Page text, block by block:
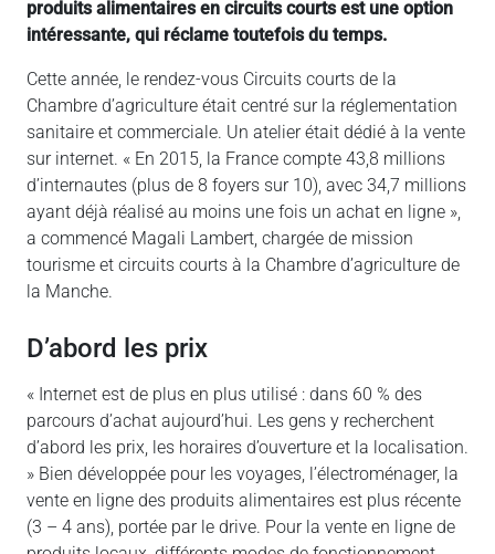
produits alimentaires en circuits courts est une option
intéressante, qui réclame toutefois du temps.
Cette année, le rendez-vous Circuits courts de la
Chambre d’agriculture était centré sur la réglementation
sanitaire et commerciale. Un atelier était dédié à la vente
sur internet. « En 2015, la France compte 43,8 millions
d’internautes (plus de 8 foyers sur 10), avec 34,7 millions
ayant déjà réalisé au moins une fois un achat en ligne »,
a commencé Magali Lambert, chargée de mission
tourisme et circuits courts à la Chambre d’agriculture de
la Manche.
D’abord les prix
« Internet est de plus en plus utilisé : dans 60 % des
parcours d’achat aujourd’hui. Les gens y recherchent
d’abord les prix, les horaires d’ouverture et la localisation.
» Bien développée pour les voyages, l’électroménager, la
vente en ligne des produits alimentaires est plus récente
(3 – 4 ans), portée par le drive. Pour la vente en ligne de